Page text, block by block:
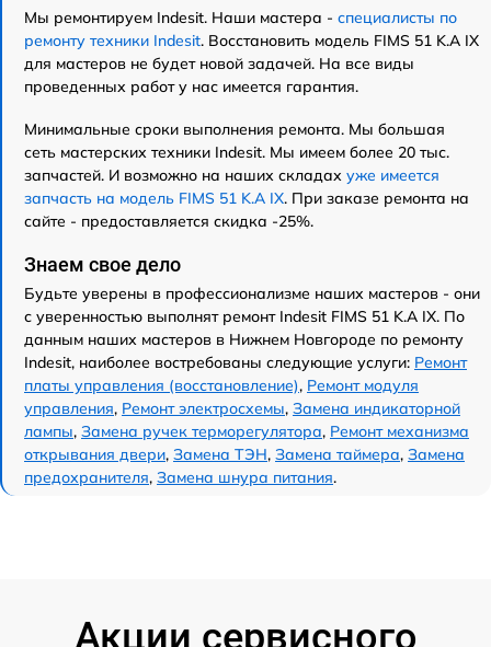
Мы ремонтируем Indesit. Наши мастера - специалисты по
ремонту техники Indesit. Восстановить модель FIMS 51 K.A IX
для мастеров не будет новой задачей. На все виды
проведенных работ у нас имеется гарантия.
Минимальные сроки выполнения ремонта. Мы большая
сеть мастерских техники Indesit. Мы имеем более 20 тыс.
запчастей. И возможно на наших складах уже имеется
запчасть на модель FIMS 51 K.A IX. При заказе ремонта на
сайте - предоставляется скидка -25%.
Знаем свое дело
Будьте уверены в профессионализме наших мастеров - они
с уверенностью выполнят ремонт Indesit FIMS 51 K.A IX. По
данным наших мастеров в Нижнем Новгороде по ремонту
Indesit, наиболее востребованы следующие услуги: Ремонт
платы управления (восстановление), Ремонт модуля
управления, Ремонт электросхемы, Замена индикаторной
лампы, Замена ручек терморегулятора, Ремонт механизма
открывания двери, Замена ТЭН, Замена таймера, Замена
предохранителя, Замена шнура питания.
Акции сервисного